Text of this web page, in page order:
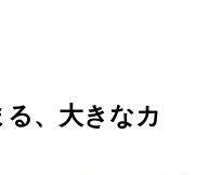
、大きなカ